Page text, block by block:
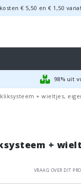
€ 5,50 en € 1,50
98% uit
+ wieltjes,
+
Vraag over dit